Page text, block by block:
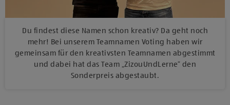
Du findest diese Namen schon kreativ? Da geht noch
mehr! Bei unserem Teamnamen Voting haben wir
gemeinsam für den kreativsten Teamnamen abgestimmt
und dabei hat das Team „ZizouUndLerne“ den
Sonderpreis abgestaubt.